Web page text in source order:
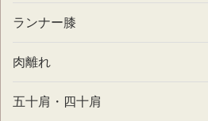
ランナー膝
肉離れ
五十肩・四十肩